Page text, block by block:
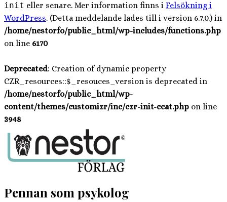
init eller senare. Mer information finns i Felsökning i
WordPress. (Detta meddelande lades till i version 6.7.0.) in
/home/nestorfo/public_html/wp-includes/functions.php
on line 6170
Deprecated: Creation of dynamic property
CZR_resources::$_resouces_version is deprecated in
/home/nestorfo/public_html/wp-
content/themes/customizr/inc/czr-init-ccat.php on line
3948
Hoppa
innehåll
Pennan som psykolog